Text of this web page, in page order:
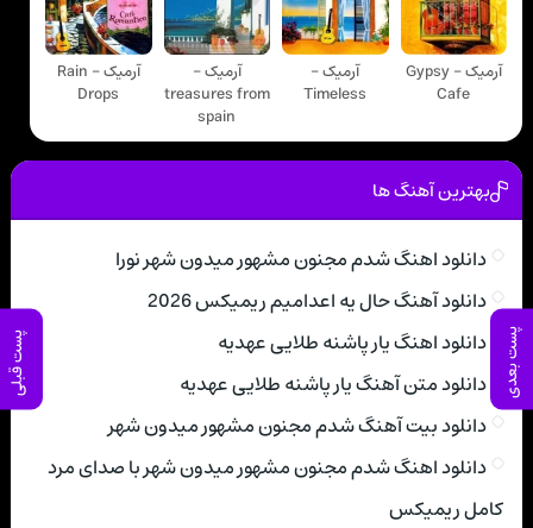
پست بعدی پست قبلی
آرمیک - Gypsy
Cafe
آرمیک -
Timeless
آرمیک -
treasures from
spain
آرمیک - Rain
Drops
بهترین آهنگ ها
دانلود اهنگ شدم مجنون مشهور میدون شهر نورا
دانلود آهنگ حال یه اعدامیم ریمیکس 2026
دانلود اهنگ یار پاشنه طلایی عهدیه
دانلود متن آهنگ یار پاشنه طلایی عهدیه
دانلود بیت آهنگ شدم مجنون مشهور میدون شهر
دانلود اهنگ شدم مجنون مشهور میدون شهر با صدای مرد
کامل ریمیکس